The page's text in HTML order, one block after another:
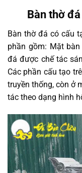
Bàn thờ
Bàn thờ đá có cấu
phần gồm: Mặt
đá được chế tác
Các phần cấu tạo
truyền thống, còn ở
tác theo dạng hình